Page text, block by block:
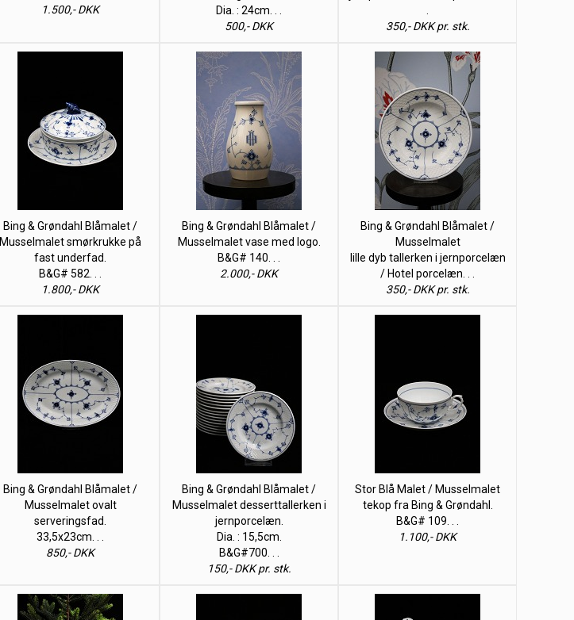
1.500,- DKK
Dia. : 24cm. . .
500,- DKK
350,- DKK pr. stk.
Bing & Grøndahl Blåmalet /
Musselmalet smørkrukke på
fast underfad.
B&G# 582. . .
1.800,- DKK
Bing & Grøndahl Blåmalet /
Musselmalet vase med logo.
B&G# 140. . .
2.000,- DKK
Bing & Grøndahl Blåmalet /
Musselmalet
lille dyb tallerken i jernporcelæn
/ Hotel porcelæn. . .
350,- DKK pr. stk.
Bing & Grøndahl Blåmalet /
Musselmalet ovalt
serveringsfad.
33,5x23cm. . .
850,- DKK
Bing & Grøndahl Blåmalet /
Musselmalet desserttallerken i
jernporcelæn.
Dia. : 15,5cm.
B&G#700. . .
150,- DKK pr. stk.
Stor Blå Malet / Musselmalet
tekop fra Bing & Grøndahl.
B&G# 109. . .
1.100,- DKK